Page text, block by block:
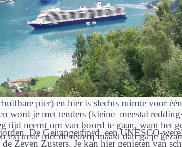
pier) en hier is slechts ruimte voor
word je met tenders (kleine meestal
tijd neemt om van boord te gaan, want het
met de rederij maakt dan ga je
De Geirangerfjord, een UNESCO-
Zeven Zusters. Je kan hier genieten van